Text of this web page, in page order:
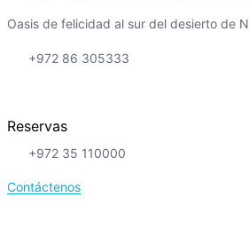
Oasis de felicidad al sur del desierto de
+972 86 305333
Reservas
+972 35 110000
Contáctenos